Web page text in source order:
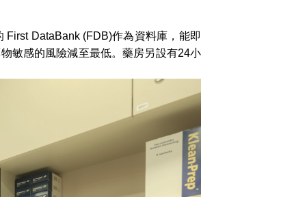
DataBank (FDB)作為資料庫，能即
敏感的風險減至最低。藥房另設有24小